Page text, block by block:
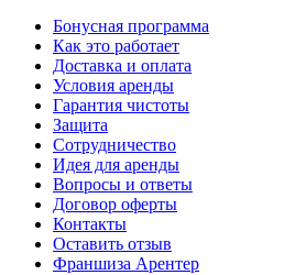
Бонусная программа
Как это работает
Доставка и оплата
Условия аренды
Гарантия чистоты
Защита
Сотрудничество
Идея для аренды
Вопросы и ответы
Договор оферты
Контакты
Оставить отзыв
Франшиза Арентер